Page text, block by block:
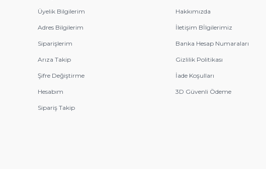
Üyelik Bilgilerim
Adres Bilgilerim
Siparişlerim
Arıza Takip
Şifre Değiştirme
Hesabım
Sipariş Takip
Hakkımızda
İletişim Bİlgilerimiz
Banka Hesap Numaraları
Gizlilik Politikası
İade Koşulları
3D Güvenli Ödeme